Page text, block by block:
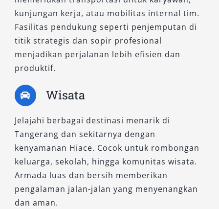
kunjungan kerja, atau mobilitas internal tim.
Fasilitas pendukung seperti penjemputan di
titik strategis dan sopir profesional
menjadikan perjalanan lebih efisien dan
produktif.
Wisata
Jelajahi berbagai destinasi menarik di
Tangerang dan sekitarnya dengan
kenyamanan Hiace. Cocok untuk rombongan
keluarga, sekolah, hingga komunitas wisata.
Armada luas dan bersih memberikan
pengalaman jalan-jalan yang menyenangkan
dan aman.